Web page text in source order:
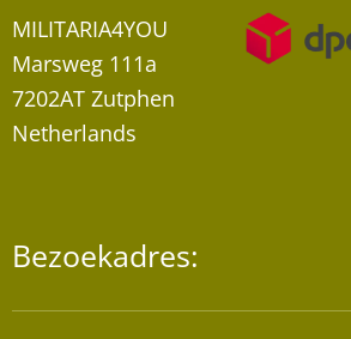
MILITARIA4YOU
Marsweg 111a
7202AT Zutphen
Netherlands
Bezoekadres: